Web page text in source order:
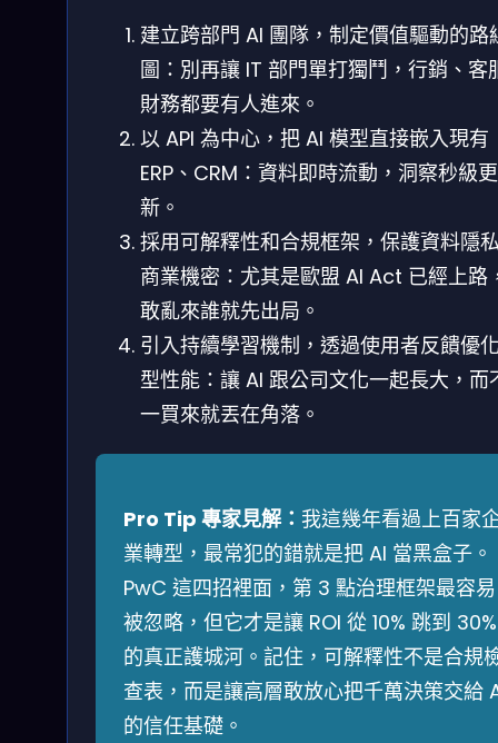
建立跨部門 AI 團隊，制定價值驅動的路
圖：別再讓 IT 部門單打獨鬥，行銷、客
財務都要有人進來。
以 API 為中心，把 AI 模型直接嵌入現有
ERP、CRM：資料即時流動，洞察秒級更
新。
採用可解釋性和合規框架，保護資料隱
商業機密：尤其是歐盟 AI Act 已經上路
敢亂來誰就先出局。
引入持續學習機制，透過使用者反饋優
型性能：讓 AI 跟公司文化一起長大，而
一買來就丟在角落。
Pro Tip 專家見解： 我這幾年看過上百家
業轉型，最常犯的錯就是把 AI 當黑盒子。
PwC 這四招裡面，第 3 點治理框架最容易
被忽略，但它才是讓 ROI 從 10% 跳到 30%
的真正護城河。記住，可解釋性不是合規
查表，而是讓高層敢放心把千萬決策交給
的信任基礎。